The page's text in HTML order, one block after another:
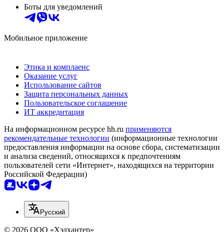
Боты для уведомлений
Мобильное приложение
Этика и комплаенс
Оказание услуг
Использование сайтов
Защита персональных данных
Пользовательское соглашение
ИТ аккредитация
На информационном ресурсе hh.ru применяются
рекомендательные технологии (информационные технологии
предоставления информации на основе сбора, систематизации
и анализа сведений, относящихся к предпочтениям
пользователей сети «Интернет», находящихся на территории
Российской Федерации)
Русский
© 2026 ООО «Хэдхантер»